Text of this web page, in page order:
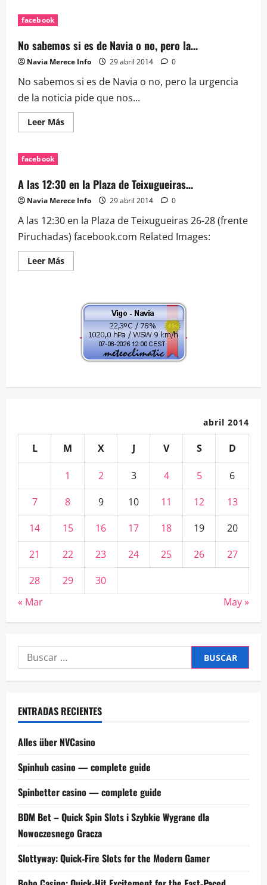
esta
publicación
que
puse…
facebook
No sabemos si es de Navia o no, pero la…
Navia Merece Info 29 abril 2014 0
No sabemos si es de Navia o no, pero la urgencia
de la noticia pide que nos...
Leer MásLeer
más
es
de
Navia
o
pero
la…
facebook
A las 12:30 en la Plaza de Teixugueiras…
Navia Merece Info 29 abril 2014 0
A las 12:30 en la Plaza de Teixugueiras 26-28 (frente
Piruchadas) facebook.com Related Images:
Leer MásLeer
más
12:30
Plaza
Teixugueiras…
abril 2014
L M X J V S D
1 2 3 4 5
6
7
8 9 10 11 12
13
14
15 16 17 18 19
20
21
22 23 24 25 26
27
28
29
30
« Mar
May »
Buscar:
ENTRADAS RECIENTES
Alles über NVCasino
Spinhub casino — complete guide
Spinbetter casino — complete guide
BDM Bet – Quick Spin Slots i Szybkie Wygrane dla
Nowoczesnego Gracza
Slottyway: Quick‑Fire Slots for the Modern Gamer